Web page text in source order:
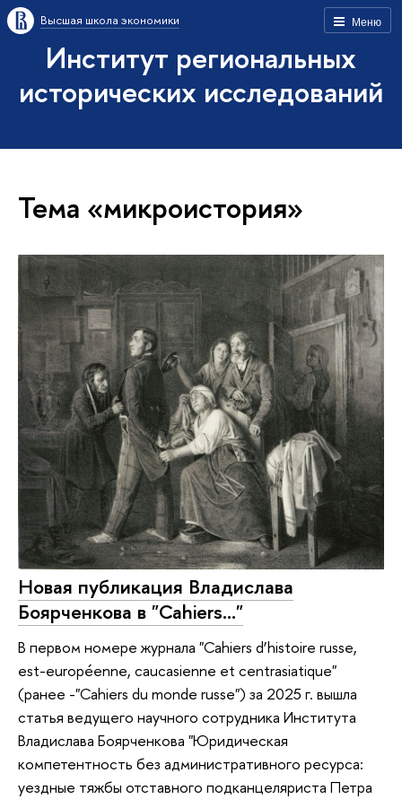
Меню
Высшая школа экономики
Институт региональных
исторических исследований
Тема «микроистория»
Новая публикация Владислава
Боярченкова в "Cahiers..."
В первом номере журнала "Cahiers d’histoire russe,
est-européenne, caucasienne et centrasiatique"
(ранее -"Cahiers du monde russe") за 2025 г. вышла
статья ведущего научного сотрудника Института
Владислава Боярченкова "Юридическая
компетентность без административного ресурса:
уездные тяжбы отставного подканцеляриста Петра